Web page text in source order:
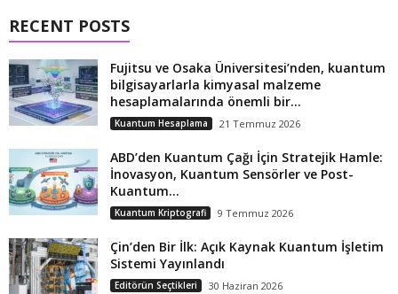
RECENT POSTS
Fujitsu ve Osaka Üniversitesi’nden, kuantum
bilgisayarlarla kimyasal malzeme
hesaplamalarında önemli bir...
Kuantum Hesaplama 21 Temmuz 2026
ABD’den Kuantum Çağı İçin Stratejik Hamle:
İnovasyon, Kuantum Sensörler ve Post-
Kuantum...
Kuantum Kriptografi 9 Temmuz 2026
Çin’den Bir İlk: Açık Kaynak Kuantum İşletim
Sistemi Yayınlandı
Editörün Seçtikleri 30 Haziran 2026